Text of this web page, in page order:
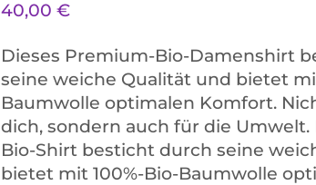
40,00 €
Dieses Premium-Bio-Damenshirt
seine weiche Qualität und bietet
Baumwolle optimalen Komfort.
dich, sondern auch für die
Bio-Shirt besticht durch seine
bietet mit 100%-Bio-Baumwolle